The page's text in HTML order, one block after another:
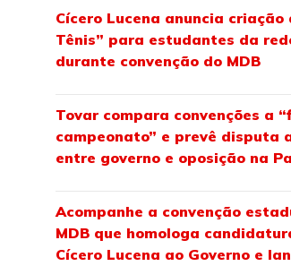
Cícero Lucena anuncia criação
Tênis” para estudantes da
durante convenção do MDB
Tovar compara convenções a
campeonato” e prevê disputa
entre governo e oposição na
Acompanhe a convenção
MDB que homologa
Cícero Lucena ao Governo e